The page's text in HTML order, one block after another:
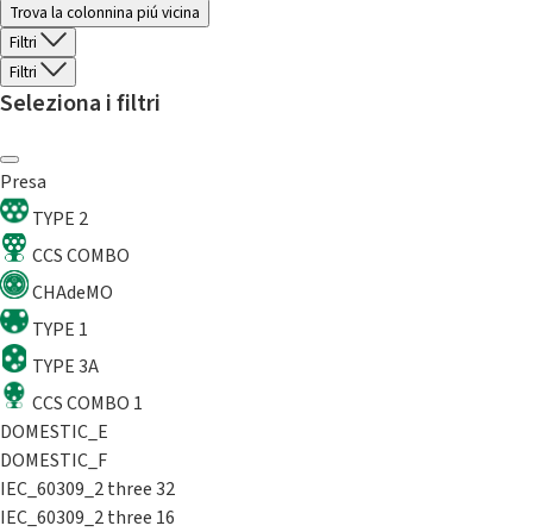
Trova la colonnina piú vicina
Filtri
Filtri
Seleziona i filtri
Presa
TYPE 2
CCS COMBO
CHAdeMO
TYPE 1
TYPE 3A
CCS COMBO 1
DOMESTIC_E
DOMESTIC_F
IEC_60309_2 three 32
IEC_60309_2 three 16